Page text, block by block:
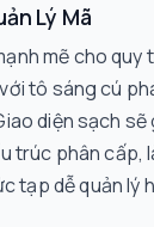
Lý Mã
mẽ cho quy
tô sáng cú
diện sạch
trúc phân cấp,
tạp dễ quản lý